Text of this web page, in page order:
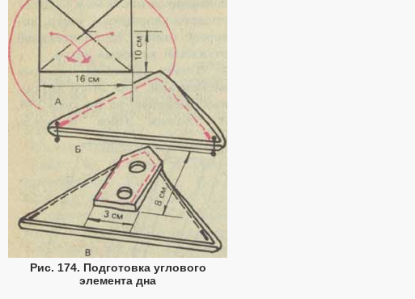
Рис. 174. Подготовка углового
элемента дна